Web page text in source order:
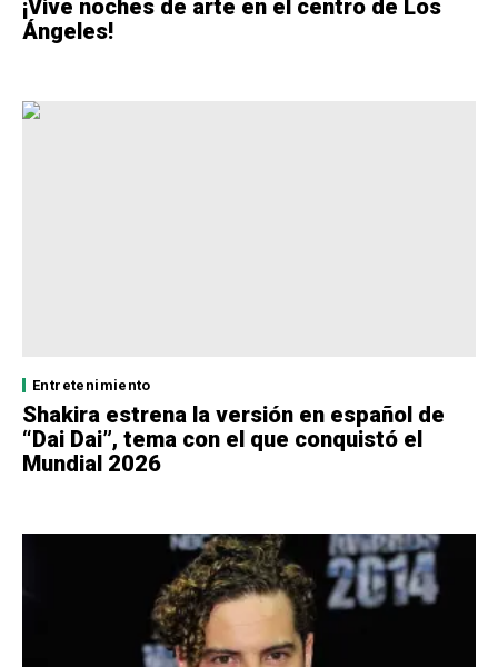
¡Vive noches de arte en el centro de Los
Ángeles!
Entretenimiento
Shakira estrena la versión en español de
“Dai Dai”, tema con el que conquistó el
Mundial 2026